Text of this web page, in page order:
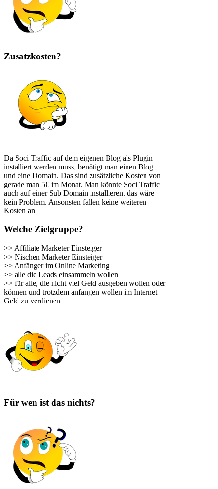
Zusatzkosten?
Da Soci Traffic auf dem eigenen Blog als Plugin
installiert werden muss, benötigt man einen Blog
und eine Domain. Das sind zusätzliche Kosten von
gerade man 5€ im Monat. Man könnte Soci Traffic
auch auf einer Sub Domain installieren. das wäre
kein Problem. Ansonsten fallen keine weiteren
Kosten an.
Welche Zielgruppe?
>> Affiliate Marketer Einsteiger
>> Nischen Marketer Einsteiger
>> Anfänger im Online Marketing
>> alle die Leads einsammeln wollen
>> für alle, die nicht viel Geld ausgeben wollen oder
können und trotzdem anfangen wollen im Internet
Geld zu verdienen
Für wen ist das nichts?